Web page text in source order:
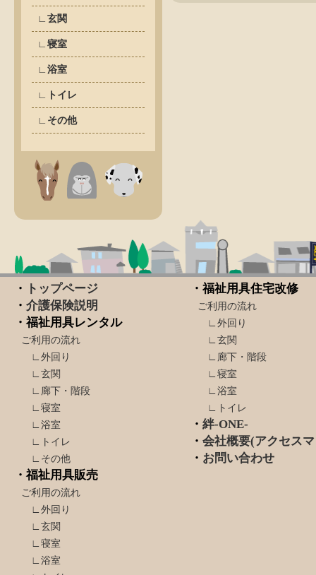
∟玄関
∟寝室
∟浴室
∟トイレ
∟その他
・
トップページ
・ 介護保険説明
・福祉用具レンタル
ご利用の流れ
∟外回り
∟玄関
∟廊下・階段
∟寝室
∟浴室
∟トイレ
∟その他
・福祉用具販売
ご利用の流れ
∟外回り
∟玄関
∟寝室
∟浴室
・福祉用具住宅改修
ご利用の流れ
∟外回り
∟玄関
∟廊下・階段
∟寝室
∟浴室
∟トイレ
・ 絆-ONE-
・ 会社概要(アクセス
・ お問い合わせ